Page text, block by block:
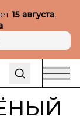
15 августа,